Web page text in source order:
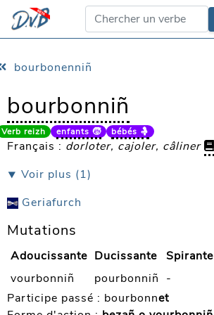
bourbonenniñ
bourbonniñ
Verb reizh enfants 🧒 bébés 🤱
Français : dorloter, cajoler, câliner
⯆ Voir plus (1)
Geriafurch
Mutations
Adoucissante Ducissante Spirante
vourbonniñ
pourbonniñ -
Participe passé : bourbonnet